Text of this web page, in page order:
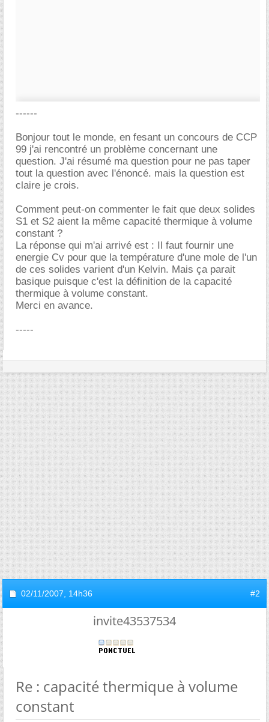
------
Bonjour tout le monde, en fesant un concours de CCP
99 j'ai rencontré un problème concernant une
question. J'ai résumé ma question pour ne pas taper
tout la question avec l'énoncé. mais la question est
claire je crois.
Comment peut-on commenter le fait que deux solides
S1 et S2 aient la même capacité thermique à volume
constant ?
La réponse qui m'ai arrivé est : Il faut fournir une
energie Cv pour que la température d'une mole de l'un
de ces solides varient d'un Kelvin. Mais ça parait
basique puisque c'est la définition de la capacité
thermique à volume constant.
Merci en avance.
-----
02/11/2007, 14h36 #2
invite43537534
Re : capacité thermique à volume
constant